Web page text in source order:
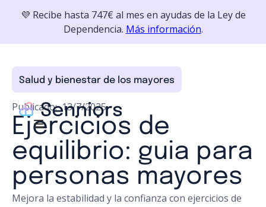
💜 Recibe hasta 747€ al mes en ayudas de la Ley de
Dependencia. Más información.
Salud y bienestar de los mayores
Publicado:13/7/2025
Ejercicios de
equilibrio: guia para
personas mayores
Mejora la estabilidad y la confianza con ejercicios de